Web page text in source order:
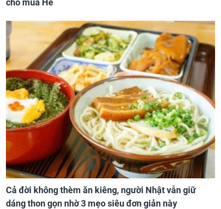
cho mùa Hè
Cả đời không thèm ăn kiêng, người Nhật vẫn giữ
dáng thon gọn nhờ 3 mẹo siêu đơn giản này